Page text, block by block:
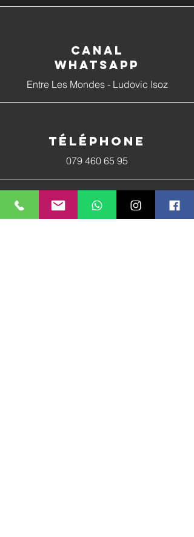
Canal
whatsapp
Entre Les Mondes - Ludovic Isoz
Téléphone
079 460 65 95
E-mail